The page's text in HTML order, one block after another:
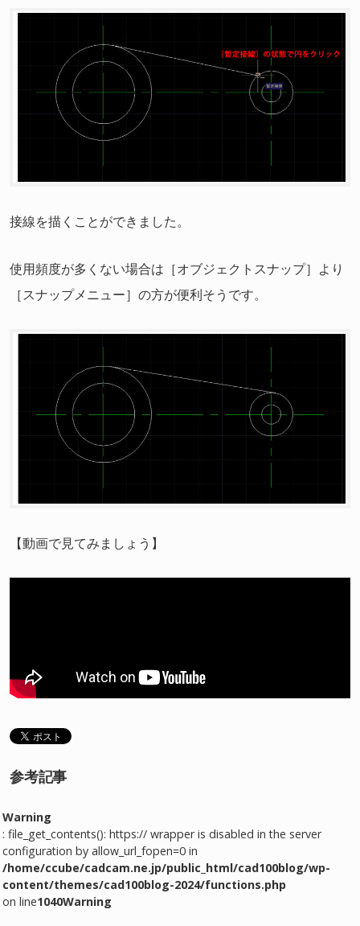
接線を描くことができました。
使用頻度が多くない場合は［オブジェクトスナップ］より
［スナップメニュー］の方が便利そうです。
【動画で見てみましょう】
参考記事
Warning
: file_get_contents(): https:// wrapper is disabled in the server
configuration by allow_url_fopen=0 in
/home/ccube/cadcam.ne.jp/public_html/cad100blog/wp-
content/themes/cad100blog-2024/functions.php
on line1040Warning